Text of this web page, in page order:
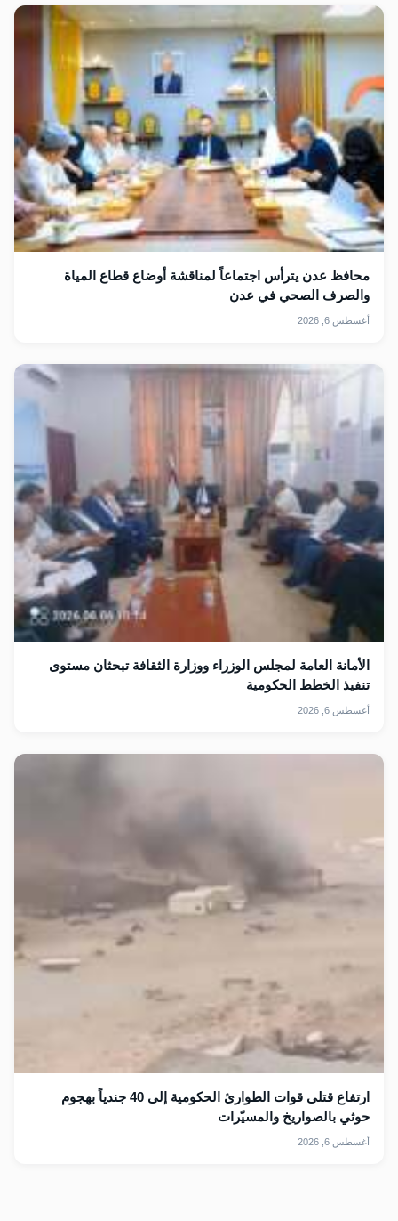
محافظ عدن يترأس اجتماعاً لمناقشة أوضاع قطاع المياة
والصرف الصحي في عدن
أغسطس 6, 2026
الأمانة العامة لمجلس الوزراء ووزارة الثقافة تبحثان مستوى
تنفيذ الخطط الحكومية
أغسطس 6, 2026
ارتفاع قتلى قوات الطوارئ الحكومية إلى 40 جندياً بهجوم
حوثي بالصواريخ والمسيّرات
أغسطس 6, 2026